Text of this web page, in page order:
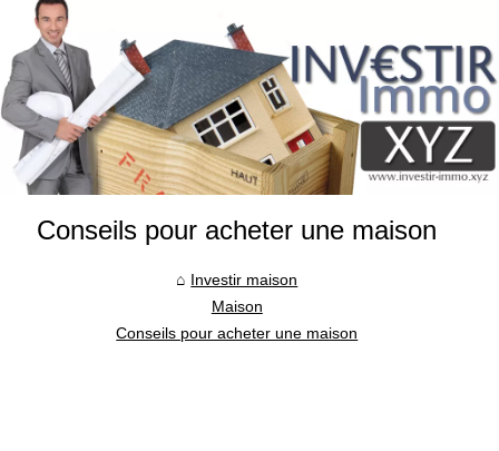
Conseils pour acheter une maison
Investir maison
Maison
Conseils pour acheter une maison